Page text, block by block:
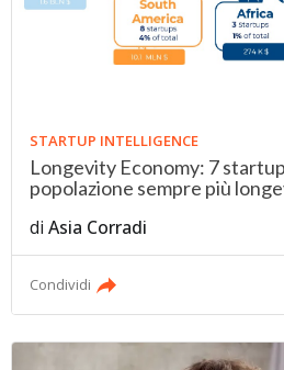
STARTUP INTELLIGENCE
Longevity Economy: 7
popolazione sempre più
diAsia Corradi
Condividi